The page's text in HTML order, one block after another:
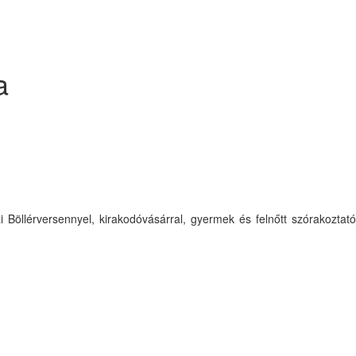
kirakodóvásárral, gyermek és felnőtt szórakoztató